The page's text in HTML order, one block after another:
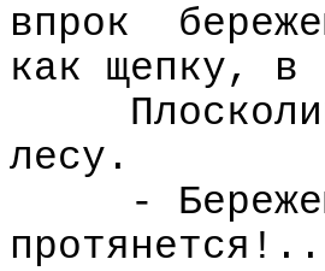
впрок
как щепку, в
лесу.
-
протянется!..